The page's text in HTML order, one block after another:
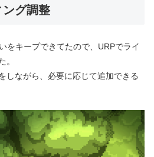
ング調整
をキープできてたので、URPでライ
。
しながら、必要に応じて追加できる